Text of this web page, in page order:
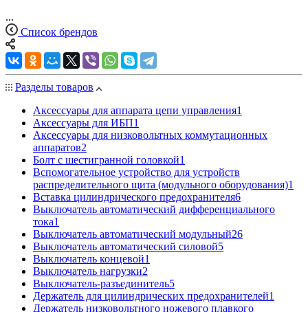
...
Список брендов
Разделы товаров
Аксессуары для аппарата цепи управления1
Аксессуары для ИБП1
Аксессуары для низковольтных коммутационных
аппаратов2
Болт с шестигранной головкой1
Вспомогательное устройство для устройств
распределительного щита (модульного оборудования)1
Вставка цилиндрического предохранителя6
Выключатель автоматический дифференциального
тока1
Выключатель автоматический модульный26
Выключатель автоматический силовой5
Выключатель концевой1
Выключатель нагрузки2
Выключатель-разъединитель5
Держатель для цилиндрических предохранителей1
Держатель низковольтного ножевого плавкого